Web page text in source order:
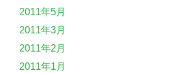
2011年5月
2011年3月
2011年2月
2011年1月